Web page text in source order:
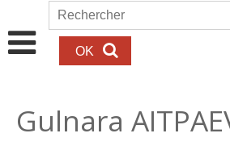
Aller au contenu principal
Formulaire de
Rechercher
Gulnara